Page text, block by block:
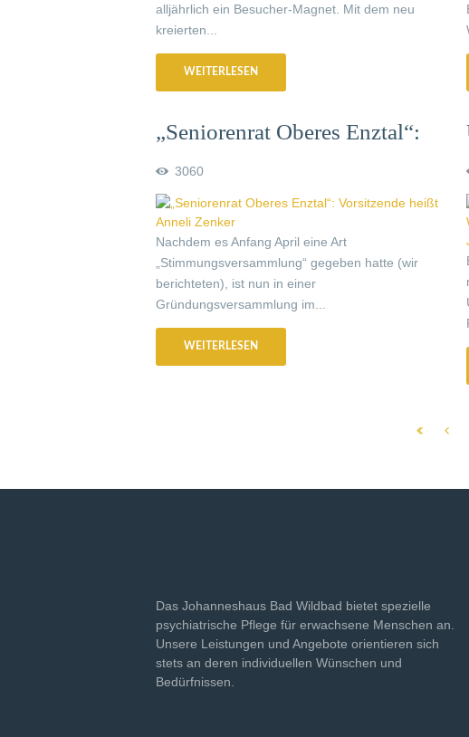
alljährlich ein Besucher-Magnet. Mit dem neu
kreierten...
WEITERLESEN
„Seniorenrat Oberes Enztal“:
Vorsitzende heißt Anneli
Zenker
3060
Nachdem es Anfang April eine Art
„Stimmungsversammlung“ gegeben hatte (wir
berichteten), ist nun in einer
Gründungsversammlung im...
WEITERLESEN
Das Johanneshaus Bad Wildbad bietet spezielle
psychiatrische Pflege für erwachsene Menschen an.
Unsere Leistungen und Angebote orientieren sich
stets an deren individuellen Wünschen und
Bedürfnissen.